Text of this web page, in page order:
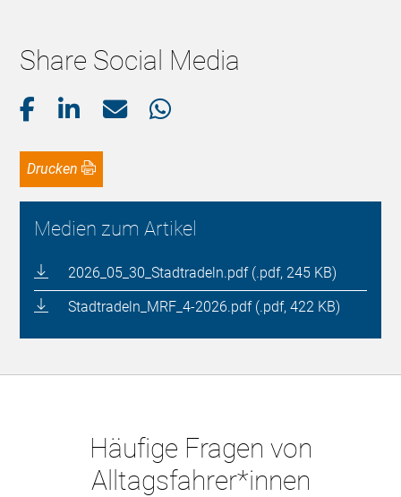
Share Social Media
Drucken
Medien zum Artikel
2026_05_30_Stadtradeln.pdf (.pdf, 245 KB)
Stadtradeln_MRF_4-2026.pdf (.pdf, 422 KB)
Häufige Fragen von
Alltagsfahrer*innen